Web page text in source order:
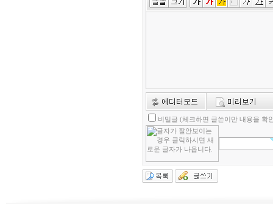
비밀글 (체크하면 글쓴이만 내용을 확